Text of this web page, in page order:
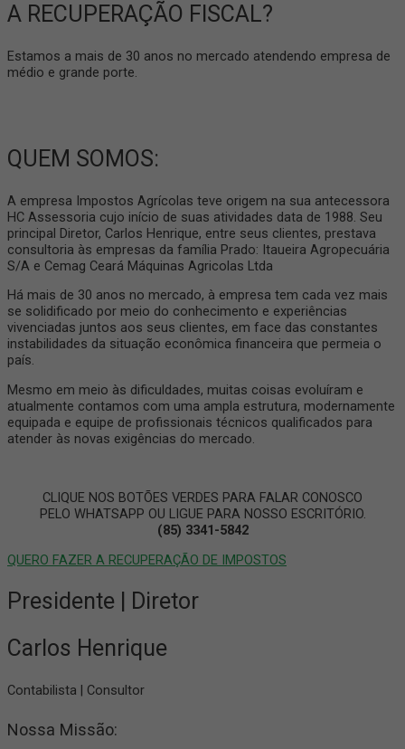
A RECUPERAÇÃO FISCAL?
Estamos a mais de 30 anos no mercado atendendo empresa de
médio e grande porte.
QUEM SOMOS:
A empresa Impostos Agrícolas teve origem na sua antecessora
HC Assessoria cujo início de suas atividades data de 1988. Seu
principal Diretor, Carlos Henrique, entre seus clientes, prestava
consultoria às empresas da família Prado: Itaueira Agropecuária
S/A e Cemag Ceará Máquinas Agricolas Ltda
Há mais de 30 anos no mercado, à empresa tem cada vez mais
se solidificado por meio do conhecimento e experiências
vivenciadas juntos aos seus clientes, em face das constantes
instabilidades da situação econômica financeira que permeia o
país.
Mesmo em meio às dificuldades, muitas coisas evoluíram e
atualmente contamos com uma ampla estrutura, modernamente
equipada e equipe de profissionais técnicos qualificados para
atender às novas exigências do mercado.
CLIQUE NOS BOTÕES VERDES PARA FALAR CONOSCO
PELO WHATSAPP OU LIGUE PARA NOSSO ESCRITÓRIO.
(85) 3341-5842
QUERO FAZER A RECUPERAÇÃO DE IMPOSTOS
Presidente | Diretor
Carlos Henrique
Contabilista | Consultor
Nossa Missão: